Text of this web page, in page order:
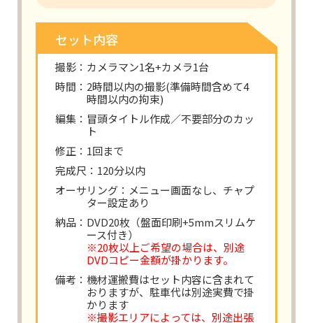
セット内容
撮影：カメラマン1名+カメラ1台
時間：2時間以内の撮影(準備時間含めて4
時間以内の拘束)
編集：冒頭タイトル作成／不要部分のカッ
ト
修正：1回まで
完成尺：120分以内
オーサリング：メニュー画面なし、チャプ
ター設定あり
納品：DVD20枚（盤面印刷+5mmスリムケ
ース付き）
※20枚以上ご希望の場合は、別途
DVDコピー金額が掛かります。
備考：機材運搬費はセット内容に含まれて
おりますが、駐車代は別途実費で掛
かります
※撮影エリアによっては、別途出張